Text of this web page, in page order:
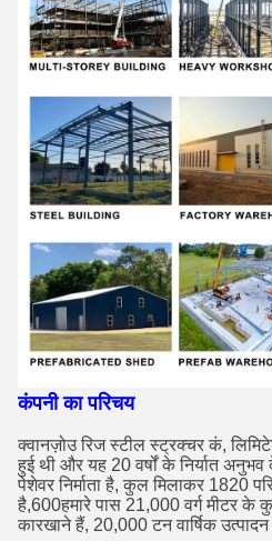
कंपनी का परिचय
क्वानज़ोउ रिज स्टील स्ट्रक्चर कं,
हुई थी और यह 20 वर्षों के निर्यात
पेशेवर निर्माता है, कुल मिलाकर 1820
है,600हमारे पास 21,000 वर्ग मीटर
कारखाने हैं, 20,000 टन वार्षिक उत्पादन